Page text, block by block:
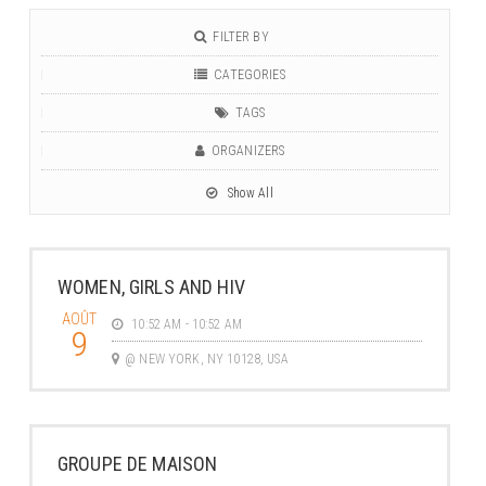
FILTER BY
CATEGORIES
TAGS
ORGANIZERS
Show All
WOMEN, GIRLS AND HIV
AOÛT
9 10:52 AM - 10:52 AM
@ NEW YORK, NY 10128, USA
GROUPE DE MAISON